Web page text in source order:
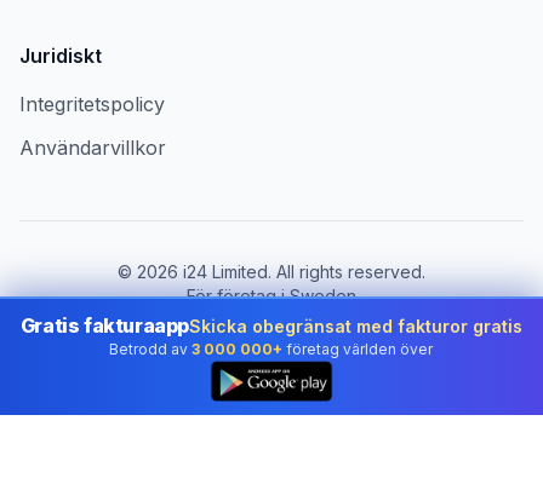
Juridiskt
Integritetspolicy
Användarvillkor
© 2026 i24 Limited. All rights reserved.
För företag i Sweden
Byt land:
Sweden
Gratis fakturaappSkicka obegränsat med fakturor gratis
Betrodd av 3 000 000+ företag världen över